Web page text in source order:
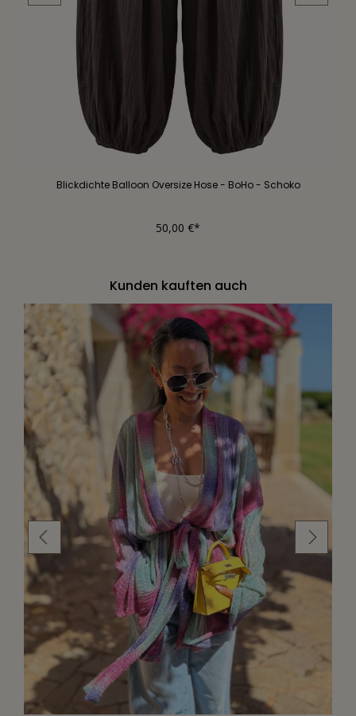
Blickdichte Balloon Oversize Hose - BoHo - Schoko
50,00 €*
Kunden kauften auch